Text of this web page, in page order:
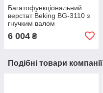
Багатофункціональний
верстат Beking BG-3110 з
гнучким валом
6 004 ₴
Подібні товари компанії